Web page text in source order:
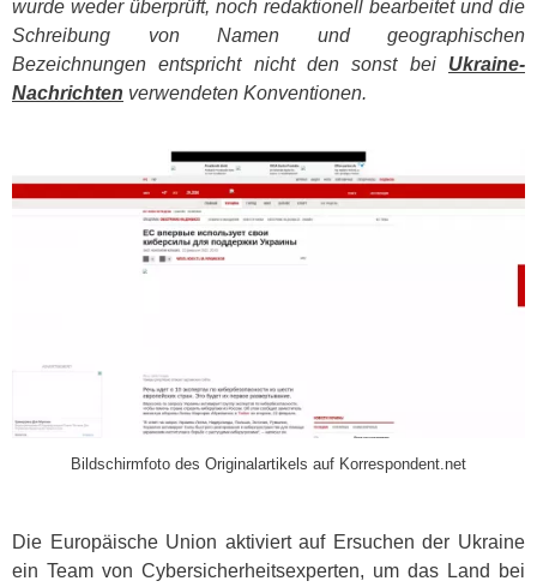
wurde weder überprüft, noch redaktionell bearbeitet und die
Schreibung von Namen und geographischen
Bezeichnungen entspricht nicht den sonst bei Ukraine-
Nachrichten verwendeten Konventionen.
Bildschirmfoto des Originalartikels auf Korrespondent.net
Die Europäische Union aktiviert auf Ersuchen der Ukraine
ein Team von Cybersicherheitsexperten, um das Land bei